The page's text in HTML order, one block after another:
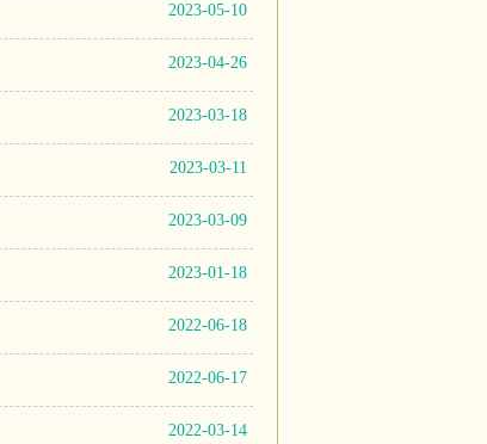
2023-05-10
2023-04-26
2023-03-18
2023-03-11
2023-03-09
2023-01-18
2022-06-18
2022-06-17
2022-03-14